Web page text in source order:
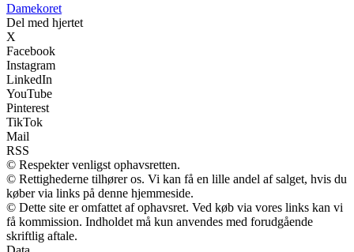
Damekoret
Del med hjertet
X
Facebook
Instagram
LinkedIn
YouTube
Pinterest
TikTok
Mail
RSS
© Respekter venligst ophavsretten.
© Rettighederne tilhører os. Vi kan få en lille andel af salget, hvis du
køber via links på denne hjemmeside.
© Dette site er omfattet af ophavsret. Ved køb via vores links kan vi
få kommission. Indholdet må kun anvendes med forudgående
skriftlig aftale.